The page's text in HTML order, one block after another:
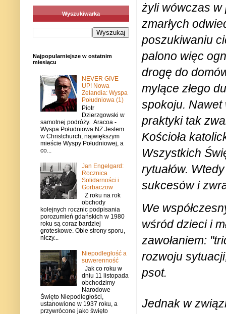
żyli wówczas w
zmarłych
poszukiwaniu
palono więc
drogę do
mylące złego
spokoju.
praktyki tak
Kościoła
Wszystkich
rytuałów.
sukcesów i
We
wśród dzieci i
zawołaniem:
rozwoju
psot.
Jednak w
Wyszukiwarka
Najpopularniejsze w ostatnim
miesiącu
NEVER GIVE
UP! Nowa
Zelandia: Wyspa
Południowa (1)
Piotr
Dzierzgowski w
samotnej podróży. Aracoa -
Wyspa Południowa NZ Jestem
w Christchurch, największym
mieście Wyspy Południowej, a
co...
Jan Engelgard:
Rocznica
Solidarności i
Gorbaczow
Z roku na rok
obchody
kolejnych rocznic podpisania
porozumień gdańskich w 1980
roku są coraz bardziej
groteskowe. Obie strony sporu,
niczy...
Niepodległość a
suwerenność
Jak co roku w
dniu 11 listopada
obchodzimy
Narodowe
Święto Niepodległości,
ustanowione w 1937 roku, a
przywrócone jako święto